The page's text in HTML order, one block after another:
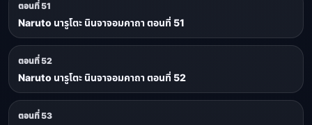
ตอนที่ 51
Naruto นารูโตะ นินจาจอมคาถา ตอนที่ 51
ตอนที่ 52
Naruto นารูโตะ นินจาจอมคาถา ตอนที่ 52
ตอนที่ 53